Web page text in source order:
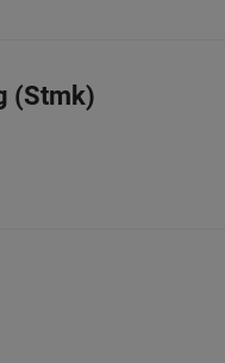
(Stmk)